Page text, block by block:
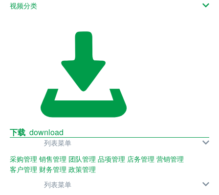
视频分类
下载 download
列表菜单
采购管理 销售管理 团队管理 品项管理 店务管理 营销管理
客户管理 财务管理 政策管理
列表菜单